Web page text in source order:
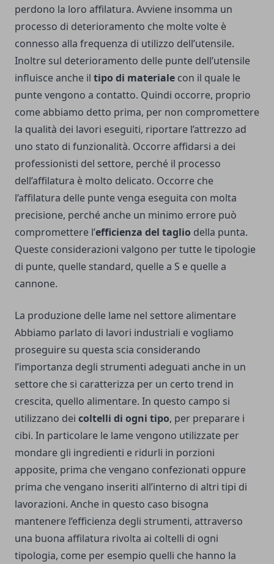
perdono la loro affilatura. Avviene insomma un
processo di deterioramento che molte volte è
connesso alla frequenza di utilizzo dell’utensile.
Inoltre sul deterioramento delle punte dell’utensile
influisce anche il tipo di materiale con il quale le
punte vengono a contatto. Quindi occorre, proprio
come abbiamo detto prima, per non compromettere
la qualità dei lavori eseguiti, riportare l’attrezzo ad
uno stato di funzionalità. Occorre affidarsi a dei
professionisti del settore, perché il processo
dell’affilatura è molto delicato. Occorre che
l’affilatura delle punte venga eseguita con molta
precisione, perché anche un minimo errore può
compromettere l’efficienza del taglio della punta.
Queste considerazioni valgono per tutte le tipologie
di punte, quelle standard, quelle a S e quelle a
cannone.
La produzione delle lame nel settore alimentare
Abbiamo parlato di lavori industriali e vogliamo
proseguire su questa scia considerando
l’importanza degli strumenti adeguati anche in un
settore che si caratterizza per un certo trend in
crescita, quello alimentare. In questo campo si
utilizzano dei coltelli di ogni tipo, per preparare i
cibi. In particolare le lame vengono utilizzate per
mondare gli ingredienti e ridurli in porzioni
apposite, prima che vengano confezionati oppure
prima che vengano inseriti all’interno di altri tipi di
lavorazioni. Anche in questo caso bisogna
mantenere l’efficienza degli strumenti, attraverso
una buona affilatura rivolta ai coltelli di ogni
tipologia, come per esempio quelli che hanno la